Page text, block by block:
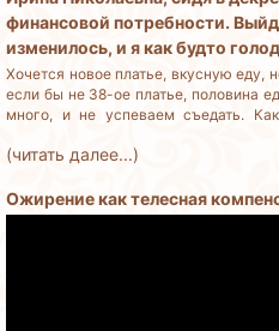
финансовой потребности.
изменилось, и я как будто
Хочется новое платье, вкусную еду,
если бы не 38-ое платье, половина
много, и не успеваем съедать.
(читать далее...)
Ожирение как телесная